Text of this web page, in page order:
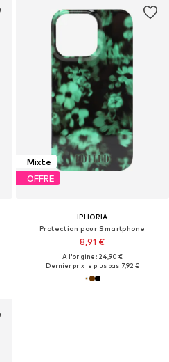
Mixte
OFFRE
IPHORIA
Protection pour Smartphone
8,91 €
À l'origine : 24,90 €
Dernier prix le plus bas :7,92 €